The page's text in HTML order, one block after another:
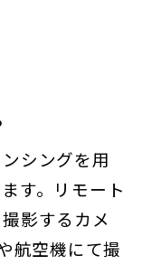
シングを用
す。リモート
影するカメ
航空機にて撮